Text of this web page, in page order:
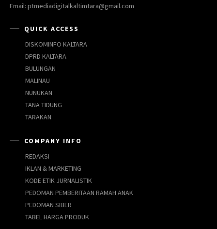
Email: ptmediadigitalkaltimtara@gmail.com
QUICK ACCESS
DISKOMINFO KALTARA
DPRD KALTARA
BULUNGAN
MALINAU
NUNUKAN
TANA TIDUNG
TARAKAN
COMPANY INFO
REDAKSI
IKLAN & MARKETING
KODE ETIK JURNALISTIK
PEDOMAN PEMBERITAAN RAMAH ANAK
PEDOMAN SIBER
TABEL HARGA PRODUK